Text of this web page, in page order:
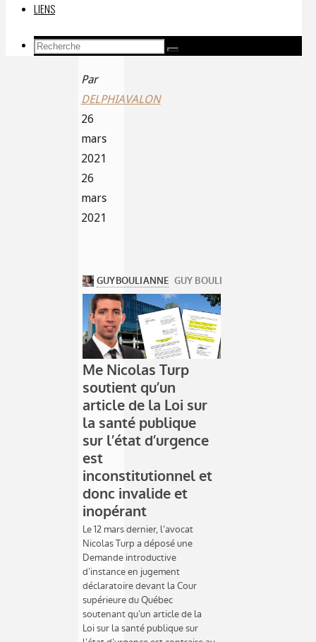
LIENS
Recherche
Recherche
Par
DELPHIAVALON
26
mars
2021
26
mars
2021